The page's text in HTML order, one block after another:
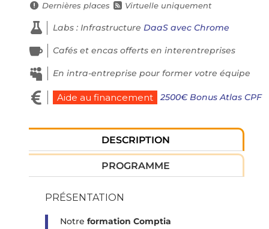
 Dernières places  Virtuelle uniquement
 Labs : Infrastructure DaaS avec Chrome
 Cafés et encas offerts en interentreprises
 En intra-entreprise pour former votre équipe
 Aide au financement 2500€ Bonus Atlas CPF
DESCRIPTION
PROGRAMME
PRÉSENTATION
Notre formation Comptia